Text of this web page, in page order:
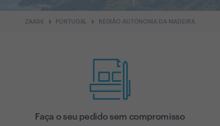
ZAASK arrow_right PORTUGAL arrow_right REGIÃO AUTÓNOMA DA MADEIRA
Faça o seu pedido sem compromisso